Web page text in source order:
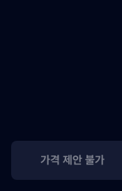
가격 제안 불가